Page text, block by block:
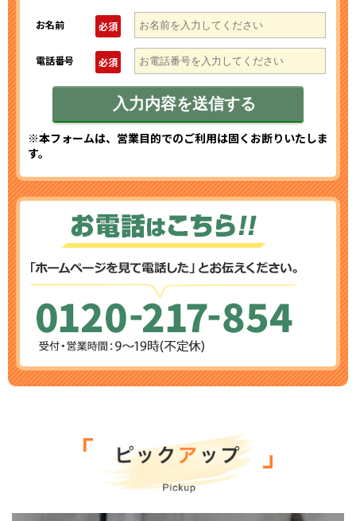
お名前 必須
電話番号 必須
※本フォームは、営業目的でのご利用は固くお断りいたしま
す。